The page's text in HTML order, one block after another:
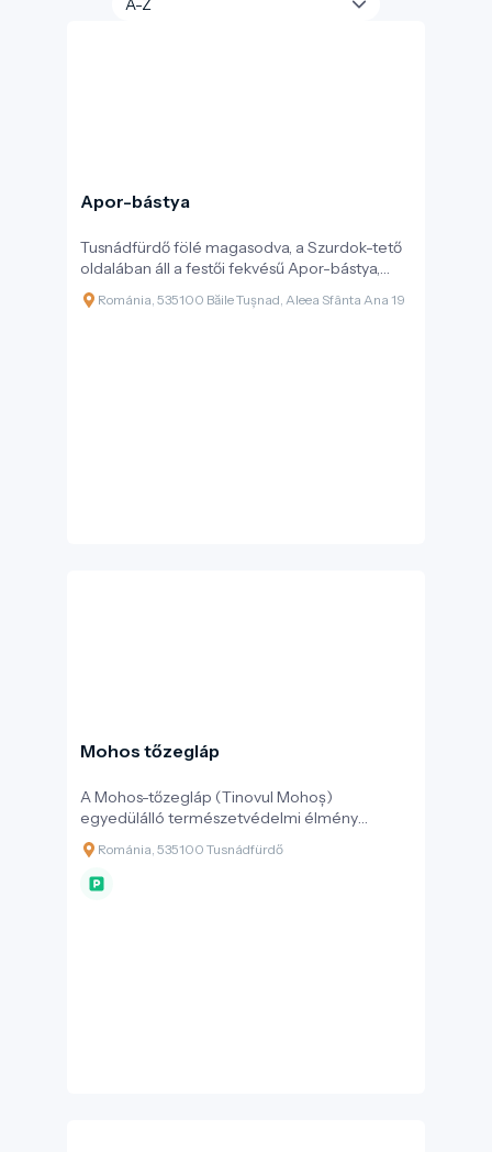
Apor-bástya
Tusnádfürdő fölé magasodva, a Szurdok-tető
oldalában áll a festői fekvésű Apor-bástya,
amely nemcsak kilátóként, hanem kulturális
emlékhelyként is fontos szerepet tölt be a
Románia, 535100 Băile Tușnad, Aleea Sfânta Ana 19
Mohos tőzegláp
A Mohos-tőzegláp (Tinovul Mohoș)
egyedülálló természetvédelmi élmény
Székelyföldön, a Csomád-hegység 1 050
méteres magasságában. Ez a második, a
Szent Anna-tótól mindössze egy keskeny
Románia, 535100 Tusnádfürdő